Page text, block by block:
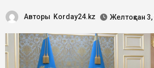
Авторы Korday24.kz Желтоқсан